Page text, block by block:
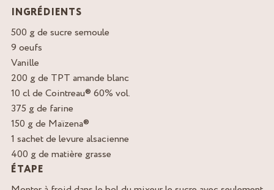
INGRÉDIENTS
500 g de sucre semoule
9 oeufs
Vanille
200 g de TPT amande blanc
10 cl de Cointreau® 60% vol.
375 g de farine
150 g de Maïzena®
1 sachet de levure alsacienne
400 g de matière grasse
ÉTAPE